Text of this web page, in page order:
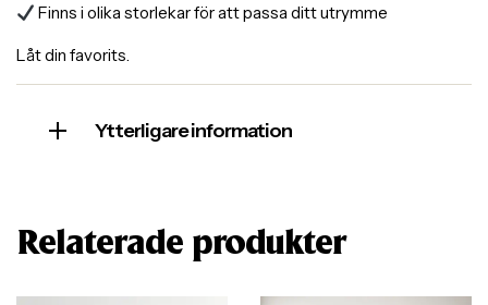
Finns i olika storlekar för att passa ditt utrymme
Låt din favorits.
Ytterligare information
Relaterade produkter